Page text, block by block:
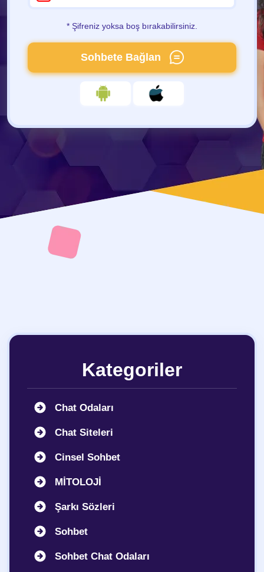
* Şifreniz yoksa boş bırakabilirsiniz.
Sohbete Bağlan
Kategoriler
Chat Odaları
Chat Siteleri
Cinsel Sohbet
MİTOLOJİ
Şarkı Sözleri
Sohbet
Sohbet Chat Odaları